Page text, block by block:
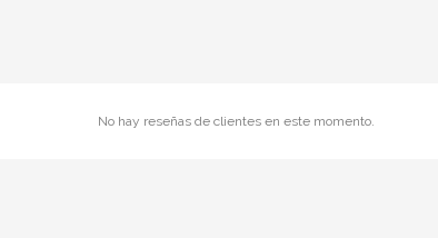
No hay reseñas de clientes en este momento.